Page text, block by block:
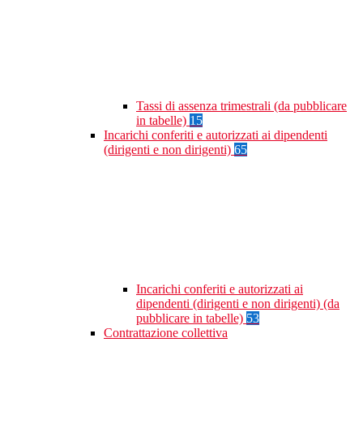
Tassi di assenza trimestrali (da pubblicare
in tabelle) 15
Incarichi conferiti e autorizzati ai dipendenti
(dirigenti e non dirigenti) 65
Incarichi conferiti e autorizzati ai
dipendenti (dirigenti e non dirigenti) (da
pubblicare in tabelle) 53
Contrattazione collettiva